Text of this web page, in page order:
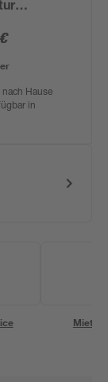
0,53 x
€
nach Hause
in